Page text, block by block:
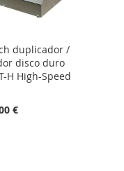
duplicador /
disco duro
H High-Speed
€